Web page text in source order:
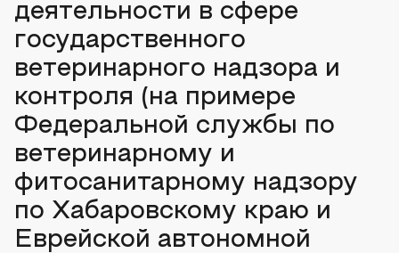
деятельности в сфере
государственного
ветеринарного надзора и
контроля (на примере
Федеральной службы по
ветеринарному и
фитосанитарному надзору
по Хабаровскому краю и
Еврейской автономной